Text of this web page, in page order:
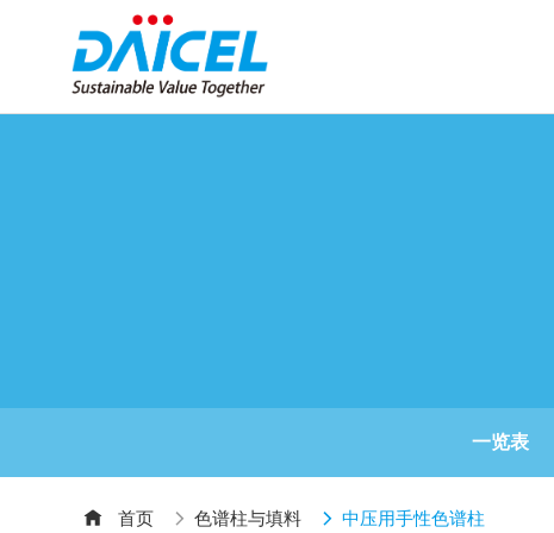
一览表
首页 色谱柱与填料 中压用手性色谱柱